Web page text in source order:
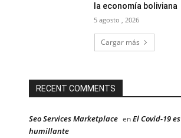
la economía boliviana
5 agosto , 2026
Cargar más
RECENT COMMENTS
Seo Services Marketplace enEl Covid-19 es
humillante